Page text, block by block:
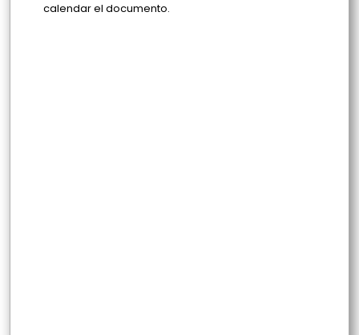
calendar el documento.